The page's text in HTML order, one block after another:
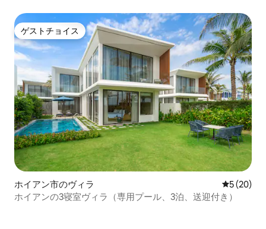
ゲストチョイス
ゲストチョイス
ホイアン市のヴィラ レビュー
5 (20)
ホイアンの3寝室ヴィラ（専用プール、3泊、送迎付き）